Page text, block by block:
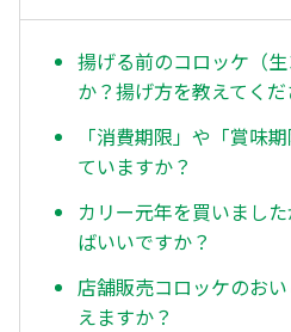
揚げる前のコロッケ（
か？揚げ方を教えてくだ
「消費期限」や「賞味
ていますか？
カリー元年を買いまし
ばいいですか？
店舗販売コロッケのお
えますか？